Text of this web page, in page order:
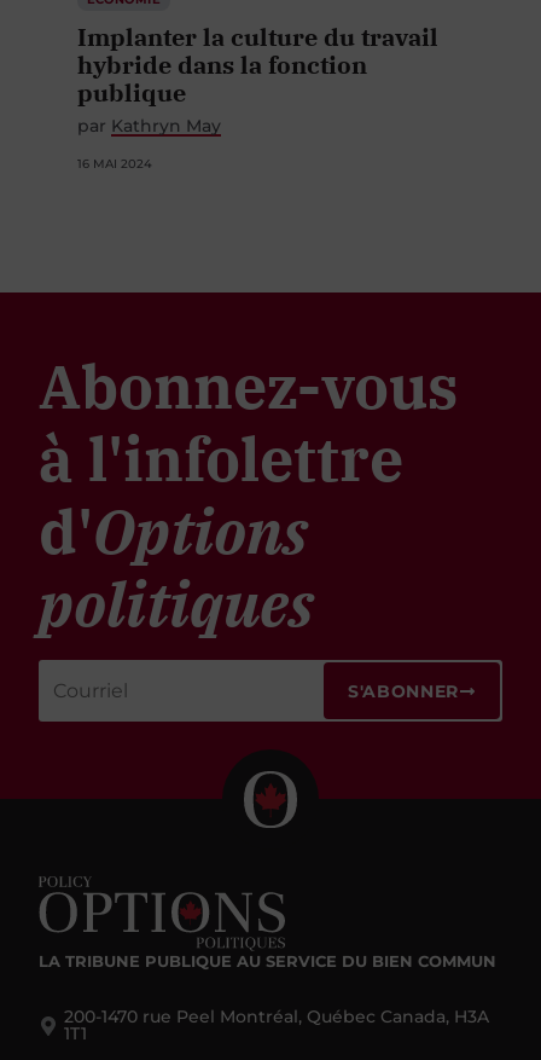
Implanter la culture du travail
hybride dans la fonction
publique
par Kathryn May
16 MAI 2024
Abonnez-vous
à l'infolettre
d'Options
politiques
S'ABONNER
LA TRIBUNE PUBLIQUE AU SERVICE DU BIEN COMMUN
200-1470 rue Peel Montréal, Québec Canada, H3A
1T1